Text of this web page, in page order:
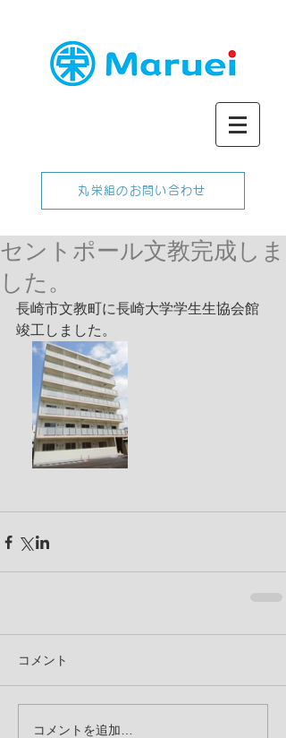
丸栄組のお問い合わせ
セントポール文教完成しま
した。
長崎市文教町に長崎大学学生生協会館
竣工しました。
コメント
コメントを追加…